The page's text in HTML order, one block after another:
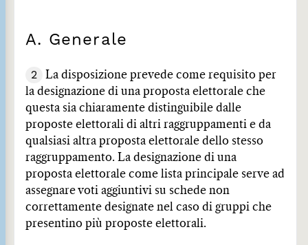
A. Generale
2
La disposizione prevede come requisito per
la designazione di una proposta elettorale che
questa sia chiaramente distinguibile dalle
proposte elettorali di altri raggruppamenti e da
qualsiasi altra proposta elettorale dello stesso
raggruppamento. La designazione di una
proposta elettorale come lista principale serve ad
assegnare voti aggiuntivi su schede non
correttamente designate nel caso di gruppi che
presentino più proposte elettorali.